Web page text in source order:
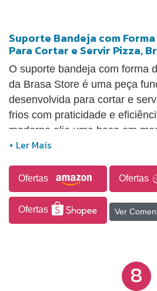
Suporte Bandeja com
Para Cortar e Servir Pizza,
O suporte bandeja com forma
da Brasa Store é uma peça
desenvolvida para cortar e
frios com praticidade e
moderno alia uma base em
forma de alumínio, garantindo
alimentos. Produzida com
reflorestamento legal e tratada
peça apresenta maior
impactos e à ação de micro-
estabelecimentos comerciais,
padrão de qualidade elevado.
Ofertas Ofertas
Ofertas Ver
8